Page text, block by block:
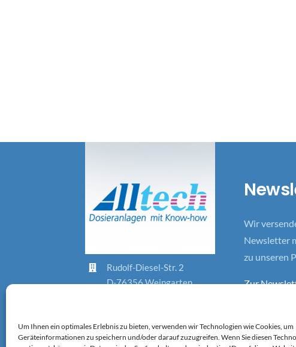
Um Ihnen ein optimales Erlebnis zu bieten, verwenden wir Technologien wie Cookies, um
Geräteinformationen zu speichern und/oder darauf zuzugreifen. Wenn Sie diesen
Rudolf-Diesel-Str. 2
D-76356 Weingarten
info@alltech-dosieranlagen.de
Wir
Newsletter
zu unseren
Zur